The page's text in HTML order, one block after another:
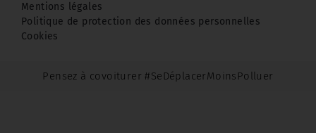
Mentions légales
Politique de protection des données personnelles
Cookies
Pensez à covoiturer #SeDéplacerMoinsPolluer